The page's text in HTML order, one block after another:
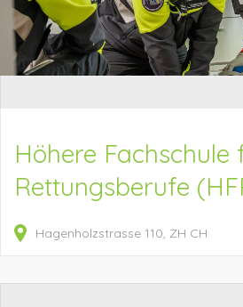
Höhere Fachschule
Rettungsberufe
Hagenholzstrasse 110 ZH CH